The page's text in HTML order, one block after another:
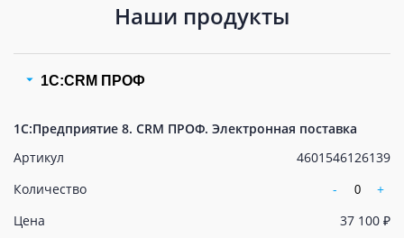
Наши продукты
1С:CRM ПРОФ
1С:Предприятие 8. CRM ПРОФ. Электронная поставка
Артикул
4601546126139
Количество
-
+
Цена
37 100 ₽